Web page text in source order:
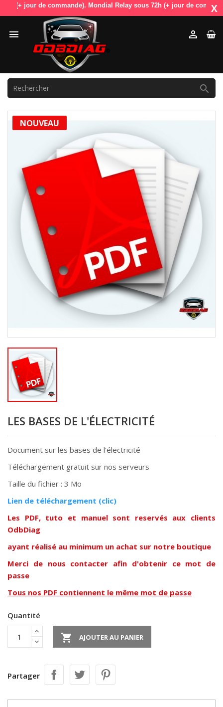
jour de commande). Mondial Relay sous 72h (+ jour de X
 

NOUVEAU
LES BASES DE L'ÉLECTRICITÉ
Document sur les bases de l'électricité
Téléchargement gratuit sur nos serveurs
Taille du fichier : 3 Mo
Lien de téléchargement (clic)
Les PDF, tuto et manuel sont reservés aux clients
OdbDiag
ayant réalisé au minimum un achat sur notre boutique
Merci de nous contacter afin d'obtenir ce mot de
passe
Tous nos PDF contiennent le même mot de passe
Quantité
 AJOUTER AU PANIER
Partager